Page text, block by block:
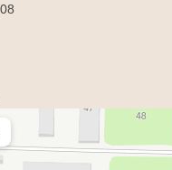
Карты